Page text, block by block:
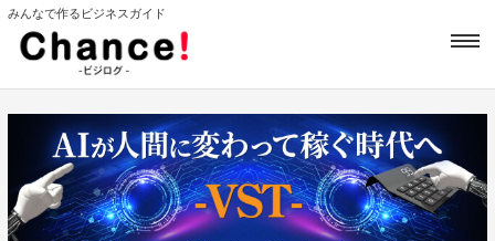
みんなで作るビジネスガイド